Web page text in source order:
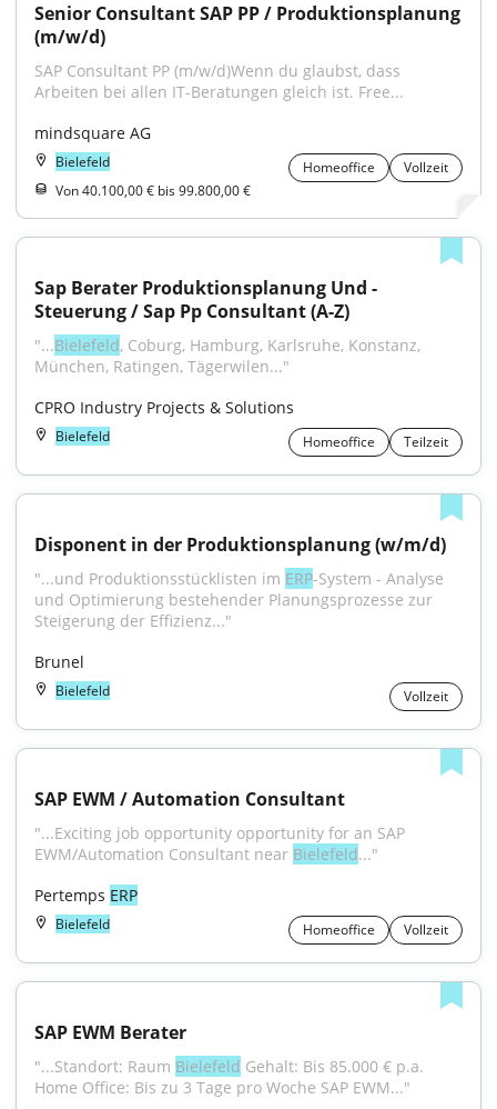
Senior Consultant SAP PP / Produktionsplanung
(m/w/d)
SAP Consultant PP (m/w/d)Wenn du glaubst, dass
Arbeiten bei allen IT-Beratungen gleich ist. Free...
mindsquare AG
Bielefeld Homeoffice
Vollzeit
Von 40.100,00 € bis 99.800,00 €
Sap Berater Produktionsplanung Und -
Steuerung / Sap Pp Consultant (A-Z)
"...Bielefeld, Coburg, Hamburg, Karlsruhe, Konstanz,
München, Ratingen, Tägerwilen..."
CPRO Industry Projects & Solutions
Bielefeld Homeoffice Teilzeit
Disponent in der Produktionsplanung (w/m/d)
"...und Produktionsstücklisten im ERP-System - Analyse
und Optimierung bestehender Planungsprozesse zur
Steigerung der Effizienz..."
Brunel
Bielefeld Vollzeit
SAP EWM / Automation Consultant
"...Exciting job opportunity opportunity for an SAP
EWM/Automation Consultant near Bielefeld..."
Pertemps ERP
Bielefeld Homeoffice Vollzeit
SAP EWM Berater
"...Standort: Raum Bielefeld Gehalt: Bis 85.000 € p.a.
Home Office: Bis zu 3 Tage pro Woche SAP EWM..."